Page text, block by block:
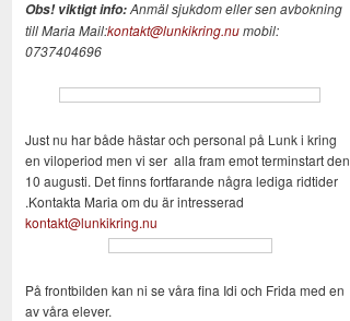
Obs! viktigt info:Anmäl sjukdom eller sen avbokning
till MariaMail:kontakt@lunkikring.numobil:
0737404696
Just nu har både hästar och personal på Lunk i kring
en viloperiod men vi ser alla fram emot terminstart den
10 augusti. Det finns fortfarande några lediga ridtider
.Kontakta Maria om du är intresserad
kontakt@lunkikring.nu
På frontbilden kan ni se våra fina Idi och Frida med en
av våra elever.